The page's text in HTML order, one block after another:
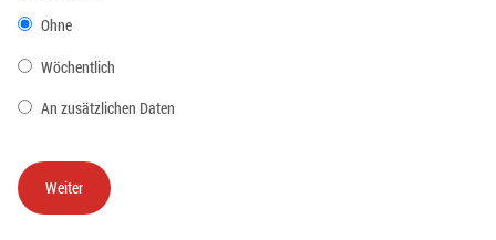
Ohne
Wöchentlich
An zusätzlichen Daten